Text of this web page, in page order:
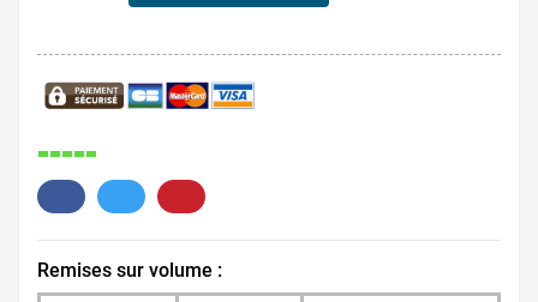
Remises sur volume :